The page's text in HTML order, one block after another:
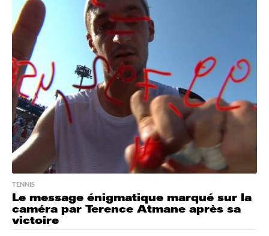
TENNIS
Le message énigmatique marqué sur la
caméra par Terence Atmane après sa
victoire